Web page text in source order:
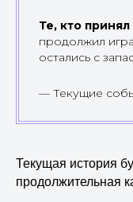
Те, кто
продолжил
остались с
— Текущие
Текущая история
продолжительная